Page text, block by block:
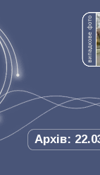
Архів: